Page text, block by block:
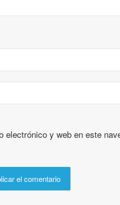
electrónico y web en este